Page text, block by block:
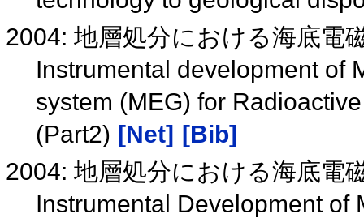
2004: 地層処分における海底電
Instrumental development of
system (MEG) for
(Part2) [Net] [Bib]
2004: 地層処分における海底電
Instrumental Development of